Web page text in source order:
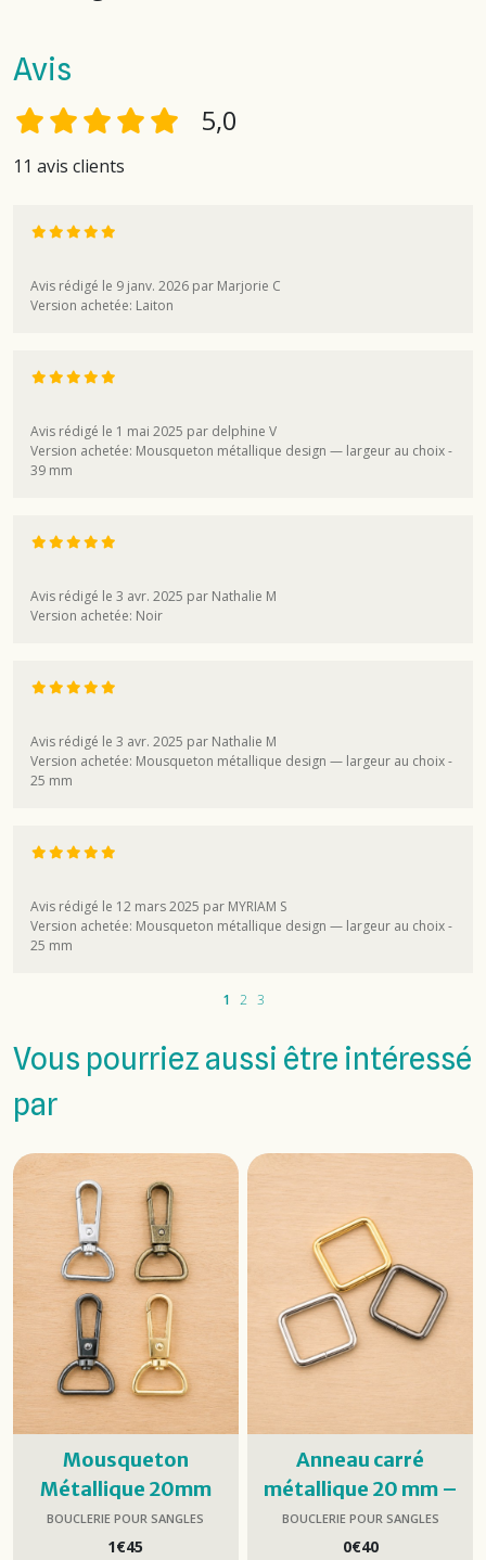
Avis
5,0
11 avis clients
Avis rédigé le 9 janv. 2026 par Marjorie C
Version achetée: Laiton
Avis rédigé le 1 mai 2025 par delphine V
Version achetée: Mousqueton métallique design — largeur au choix -
39 mm
Avis rédigé le 3 avr. 2025 par Nathalie M
Version achetée: Noir
Avis rédigé le 3 avr. 2025 par Nathalie M
Version achetée: Mousqueton métallique design — largeur au choix -
25 mm
Avis rédigé le 12 mars 2025 par MYRIAM S
Version achetée: Mousqueton métallique design — largeur au choix -
25 mm
1 2 3
Vous pourriez aussi être intéressé
par
Mousqueton
Métallique 20mm
BOUCLERIE POUR SANGLES
1€45
Anneau carré
métallique 20 mm –
coloris au choix
BOUCLERIE POUR SANGLES
0€40